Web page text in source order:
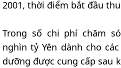
2001, thời điểm bắt đầu
Trong số chi phí chăm
nghìn tỷ Yên dành cho
dưỡng được cung cấp sau